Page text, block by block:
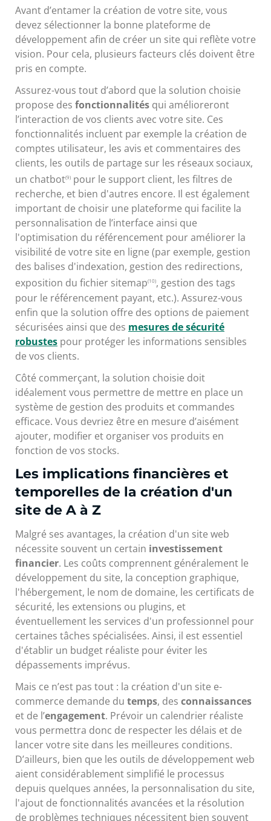
Avant d’entamer la création de votre site, vous
devez sélectionner la bonne plateforme de
développement afin de créer un site qui reflète votre
vision. Pour cela, plusieurs facteurs clés doivent être
pris en compte.
Assurez-vous tout d’abord que la solution choisie
propose des fonctionnalités qui amélioreront
l’interaction de vos clients avec votre site. Ces
fonctionnalités incluent par exemple la création de
comptes utilisateur, les avis et commentaires des
clients, les outils de partage sur les réseaux sociaux,
un chatbot(9) pour le support client, les filtres de
recherche, et bien d'autres encore. Il est également
important de choisir une plateforme qui facilite la
personnalisation de l’interface ainsi que
l'optimisation du référencement pour améliorer la
visibilité de votre site en ligne (par exemple, gestion
des balises d'indexation, gestion des redirections,
exposition du fichier sitemap(10), gestion des tags
pour le référencement payant, etc.). Assurez-vous
enfin que la solution offre des options de paiement
sécurisées ainsi que des mesures de sécurité
robustes pour protéger les informations sensibles
de vos clients.
Côté commerçant, la solution choisie doit
idéalement vous permettre de mettre en place un
système de gestion des produits et commandes
efficace. Vous devriez être en mesure d’aisément
ajouter, modifier et organiser vos produits en
fonction de vos stocks.
Les implications financières et
temporelles de la création d'un
site de A à Z
Malgré ses avantages, la création d'un site web
nécessite souvent un certain investissement
financier. Les coûts comprennent généralement le
développement du site, la conception graphique,
l'hébergement, le nom de domaine, les certificats de
sécurité, les extensions ou plugins, et
éventuellement les services d'un professionnel pour
certaines tâches spécialisées. Ainsi, il est essentiel
d'établir un budget réaliste pour éviter les
dépassements imprévus.
Mais ce n’est pas tout : la création d'un site e-
commerce demande du temps, des connaissances
et de l’engagement. Prévoir un calendrier réaliste
vous permettra donc de respecter les délais et de
lancer votre site dans les meilleures conditions.
D’ailleurs, bien que les outils de développement web
aient considérablement simplifié le processus
depuis quelques années, la personnalisation du site,
l'ajout de fonctionnalités avancées et la résolution
de problèmes techniques nécessitent bien souvent